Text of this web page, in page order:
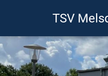
TSV